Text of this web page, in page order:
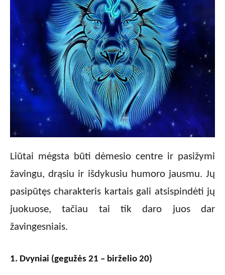
Liūtai mėgsta būti dėmesio centre ir pasižymi
žavingu, drąsiu ir išdykusiu humoro jausmu. Jų
pasipūtęs charakteris kartais gali atsispindėti jų
juokuose, tačiau tai tik daro juos dar
žavingesniais.
1. Dvyniai (gegužės 21 – birželio 20)